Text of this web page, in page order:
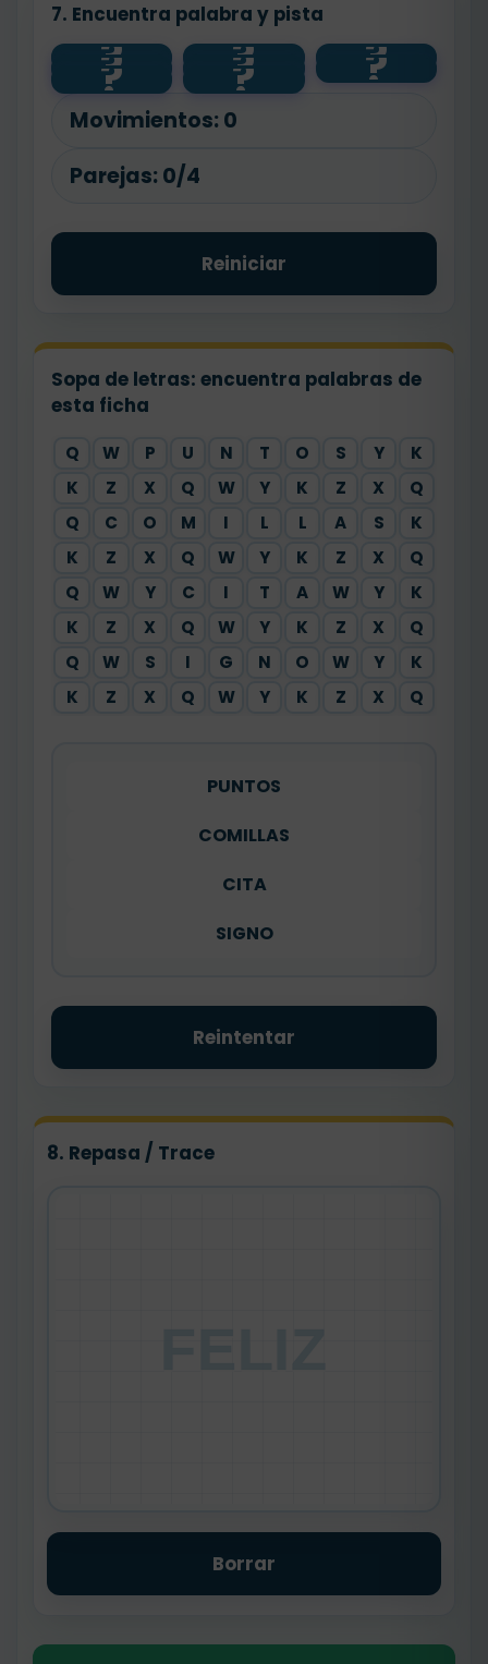
7. Encuentra palabra y pista
?
alto ?
panadero ?
floristería
?
pan ?
contento ?
bajo
?
feliz ?
flor
Movimientos: 0
Parejas: 0/4
Reiniciar
Sopa de letras: encuentra palabras de
esta ficha
Q W P U N T O S Y
K
K
Z X Q W Y K Z X
Q
Q
C O M I L L A S
K
K
Z X Q W Y K Z X
Q
Q
W Y C I T A W Y
K
K
Z X Q W Y K Z X
Q
Q
W S I G N O W Y
K
K
Z X Q W Y K Z X Q
PUNTOS
COMILLAS
CITA
SIGNO
Reintentar
8. Repasa / Trace
Borrar